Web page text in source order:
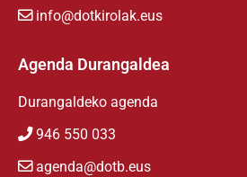
info@dotkirolak.eus
Agenda Durangaldea
Durangaldeko agenda
946 550 033
agenda@dotb.eus